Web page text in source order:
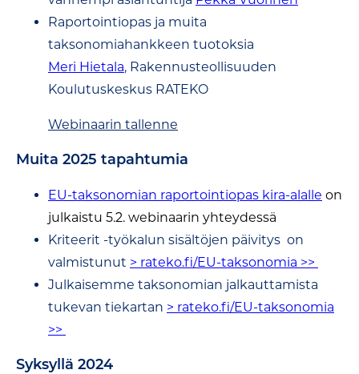
Raportointiopas ja muita
taksonomiahankkeen tuotoksia
Meri Hietala, Rakennusteollisuuden
Koulutuskeskus RATEKO
Webinaarin tallenne
Muita 2025 tapahtumia
EU-taksonomian raportointiopas kira-alalle on
julkaistu 5.2. webinaarin yhteydessä
Kriteerit -työkalun sisältöjen päivitys on
valmistunut > rateko.fi/EU-taksonomia >>
Julkaisemme taksonomian jalkauttamista
tukevan tiekartan > rateko.fi/EU-taksonomia
>>
Syksyllä 2024